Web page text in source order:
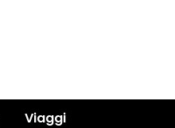
Viaggi